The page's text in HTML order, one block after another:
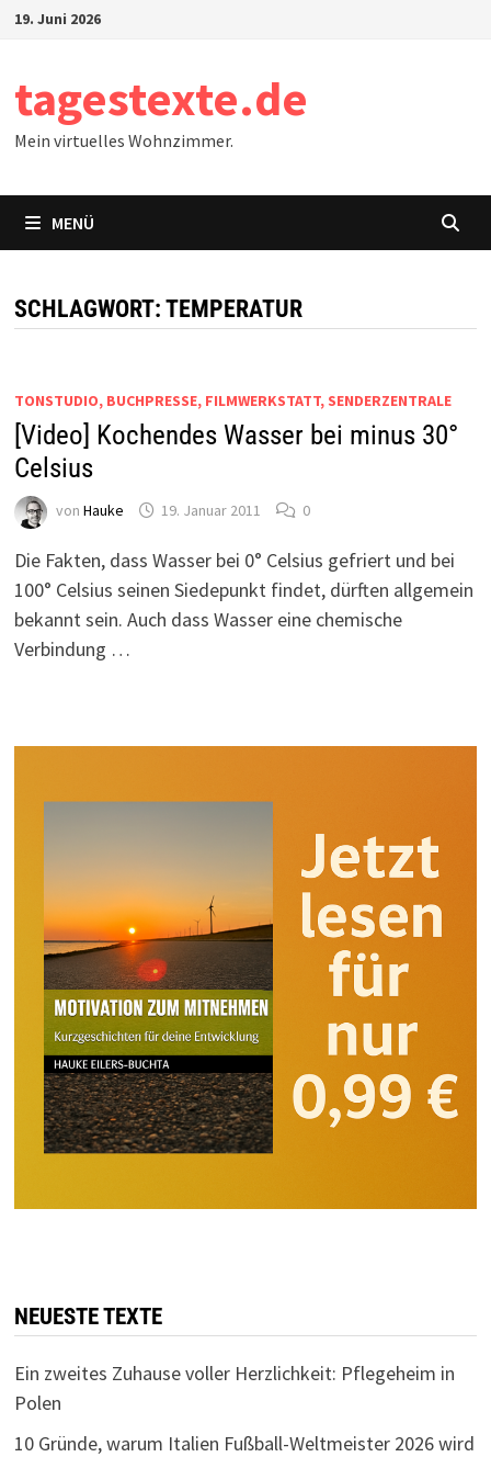
Zum19. Juni 2026
tagestexte.de
Mein virtuelles Wohnzimmer.
MENÜ
SCHLAGWORT: TEMPERATUR
TONSTUDIO, BUCHPRESSE, FILMWERKSTATT, SENDERZENTRALE
[Video] Kochendes Wasser bei minus 30°
Celsius
von Hauke 19. Januar 2011 0
Die Fakten, dass Wasser bei 0° Celsius gefriert und bei
100° Celsius seinen Siedepunkt findet, dürften allgemein
bekannt sein. Auch dass Wasser eine chemische
Verbindung …
NEUESTE TEXTE
Ein zweites Zuhause voller Herzlichkeit: Pflegeheim in
Polen
10 Gründe, warum Italien Fußball-Weltmeister 2026 wird